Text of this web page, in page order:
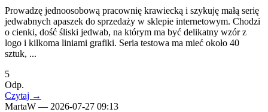
Prowadzę jednoosobową pracownię krawiecką i szykuję małą serię
jedwabnych apaszek do sprzedaży w sklepie internetowym. Chodzi
o cienki, dość śliski jedwab, na którym ma być delikatny wzór z
logo i kilkoma liniami grafiki. Seria testowa ma mieć około 40
sztuk, ...
5
Odp.
Czytaj →
MartaW — 2026-07-27 09:13